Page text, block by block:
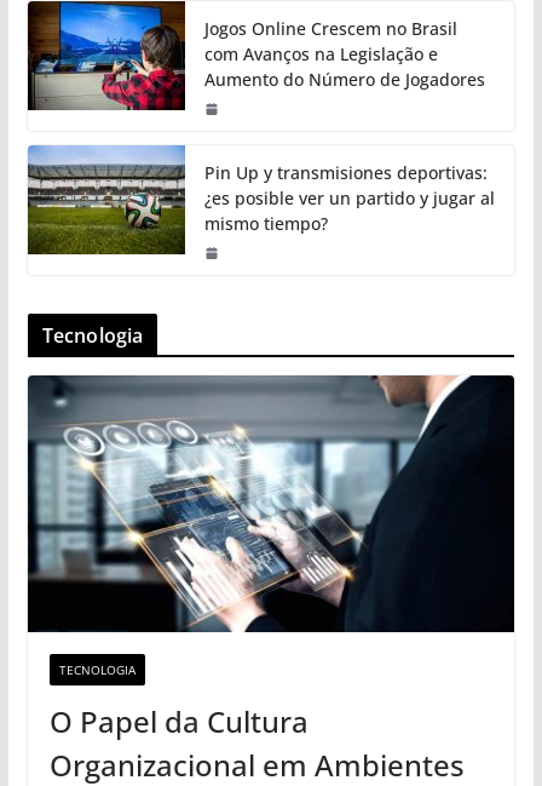
Jogos Online Crescem no Brasil
com Avanços na Legislação e
Aumento do Número de Jogadores
Pin Up y transmisiones deportivas:
¿es posible ver un partido y jugar al
mismo tiempo?
Tecnologia
TECNOLOGIA
O Papel da Cultura
Organizacional em Ambientes